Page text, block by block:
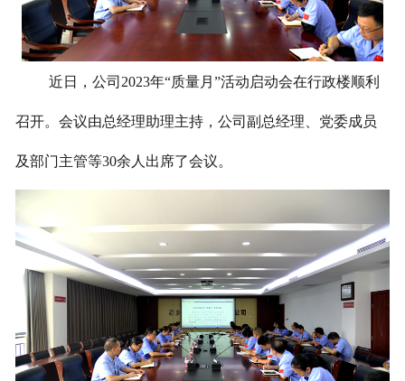
近日，公司2023年“质量月”活动启动会在行政楼顺利
召开。会议由总经理助理主持，公司副总经理、党委成员
及部门主管等30余人出席了会议。